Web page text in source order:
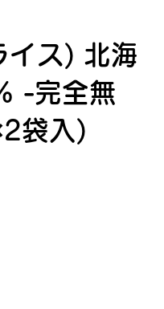
ス) 北海
-完全無
袋入)